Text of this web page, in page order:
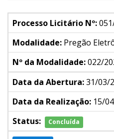
Processo Licitário Nº:
Modalidade: Pregão
Nº da Modalidade:022/
Data da Abertura:31/03/
Data da Realização: 15/
Status:
Concluída